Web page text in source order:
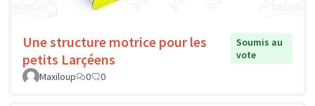
Une structure motrice pour les
petits Larçéens
Soumis au
vote
Maxiloup
0 0